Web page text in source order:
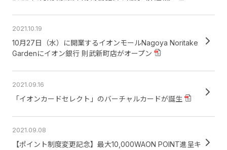
2021.10.19
10月27日（水）に開業するイオンモールNagoya Noritake
Gardenにイオン銀行 則武新町店がオープン
2021.09.16
「イオンカードセレクト」のバーチャルカードが誕生
2021.09.08
【ポイント制度変更記念】最大10,000WAON POINT進呈キ